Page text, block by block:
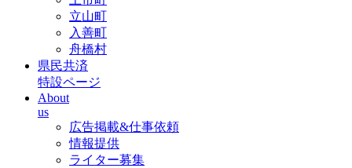
立山町
入善町
舟橋村
県民共済
特設ページ
About
us
広告掲載&仕事依頼
情報提供
ライター募集